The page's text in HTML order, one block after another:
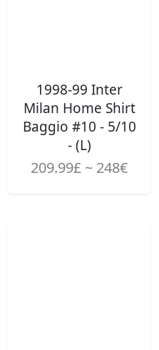
1998-99 Inter
Milan Home Shirt
Baggio #10 - 5/10
- (L)
209.99£ ~ 248€